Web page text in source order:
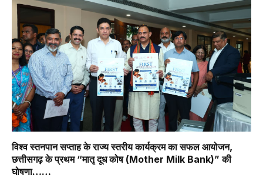
विश्व स्तनपान सप्ताह के राज्य स्तरीय कार्यक्रम का सफल आयोजन,
छत्तीसगढ़ के प्रथम “मातृ दूध कोष (Mother Milk Bank)” की
घोषणा……